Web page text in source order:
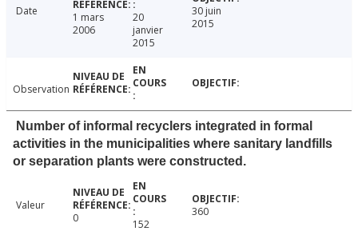
Date
1 mars
2006
20
janvier
2015
30 juin
2015
Observation
Number of informal recyclers integrated in formal
activities in the municipalities where sanitary landfills
or separation plants were constructed.
Valeur
0
152
360